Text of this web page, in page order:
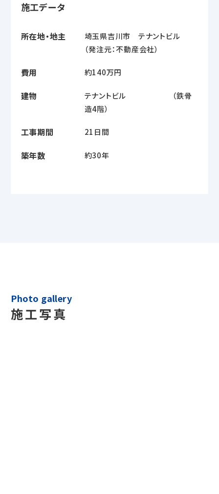
施工データ
所在地・地主
埼玉県吉川市 テナントビル
（発注元：不動産会社）
費用 約140万円
建物
テナントビル （鉄骨
造4階）
工事期間 21日間
築年数 約30年
Photo gallery
施工写真